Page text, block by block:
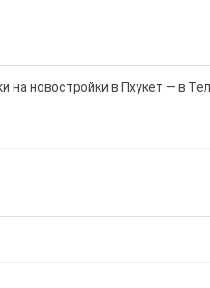
на новостройки в Пхукет — в